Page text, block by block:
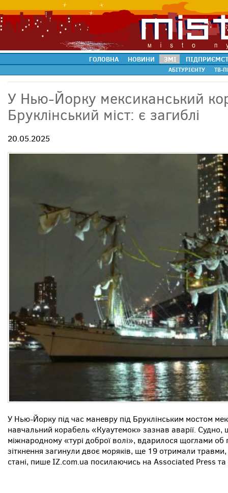
ГОЛОВНА НОВИНИ ЗМІ
АБІТУРІЄНТУ ТВ-
У Нью-Йорку мексиканський
Бруклінський міст: є загиблі
20.05.2025
У Нью-Йорку під час маневру під Бруклінським мостом
навчальний корабель «Куаутемок» зазнав аварії. Судно,
міжнародному «турі доброї волі», вдарилося щоглами об
зіткнення загинули двоє моряків, ще 19 отримали
стані, пише IZ.com.ua посилаючись на Associated Press та